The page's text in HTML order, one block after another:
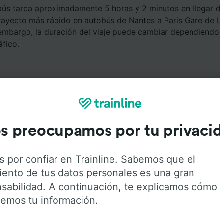
tarda aproximadamente 5 horas y 2 minutos en llegar
más rápido en autobús de Nantes a Paris Gare de
la duración del viaje puede cambiar
a Paris Gare de Lyon conFlixbus. Haz click en las
más información sobre los servicios que ofrece cada
preocupamos por tu
por confiar en Trainline. Sabemos que el
de tus datos personales es una gran
A continuación, te explicamos cómo
tu información.